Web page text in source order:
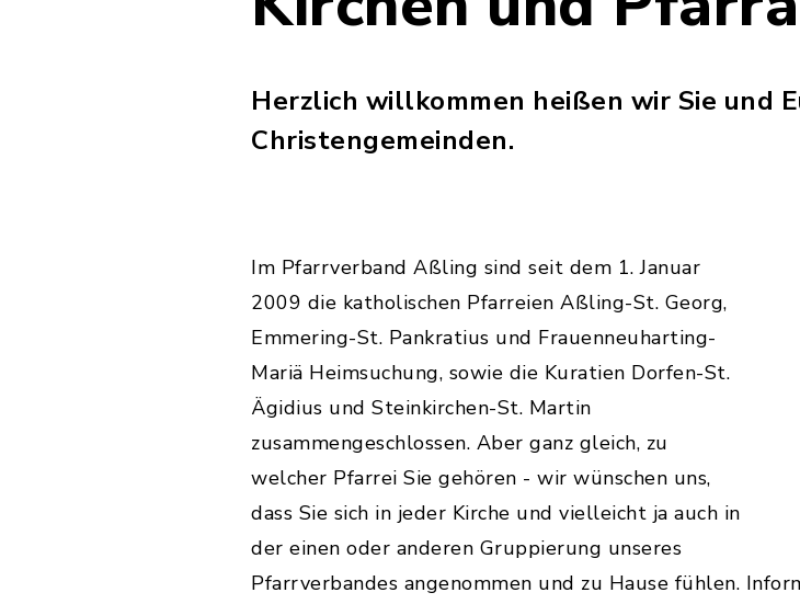
Herzlich willkommen heißen wir Sie und
Christengemeinden.
Im Pfarrverband Aßling sind seit dem 1. Januar
2009 die katholischen Pfarreien Aßling-St. Georg,
Emmering-St. Pankratius und Frauenneuharting-
Mariä Heimsuchung, sowie die Kuratien Dorfen-St.
Ägidius und Steinkirchen-St. Martin
zusammengeschlossen. Aber ganz gleich, zu
welcher Pfarrei Sie gehören - wir wünschen uns,
dass Sie sich in jeder Kirche und vielleicht ja auch in
der einen oder anderen Gruppierung unseres
Pfarrverbandes angenommen und zu Hause fühlen.